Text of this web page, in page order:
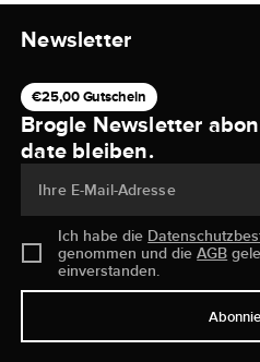
Newsletter
€25,00 Gutschein
Brogle Newsletter
date bleiben.
Ihre E-Mail-Adresse
Ich habe die
genommen und dieAGB
einverstanden.